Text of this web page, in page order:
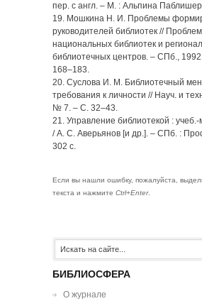
пер. с англ. – М. : Альпина
19. Мошкина Н. И. Проблемы
руководителей библиотек //
национальных библиотек и
библиотечных центров. – СПб.,
168–183.
20. Суслова И. М. Библиотечный
требования к личности // Науч. и
№ 7. – С. 32–43.
21. Управление библиотекой :
/ А. С. Аверьянов [и др.]. – СПб. :
302 с.
Если вы нашли ошибку, пожалуйста,
текста и нажмите Ctrl+Enter.
БИБЛИОСФЕРА
О журнале